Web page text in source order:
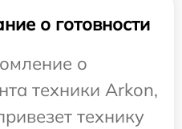
о готовности
о
техники Arkon,
технику